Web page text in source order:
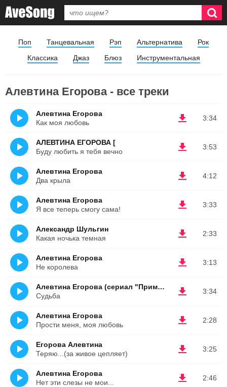
Поп Танцевальная Рэп Альтернатива
Рок
Классика
Джаз Блюз Инструментальная
Алевтина Егорова - все треки
3:34
Алевтина Егорова
Как моя любовь
3:53
АЛЕВТИНА ЕГОРОВА [
Буду любить я тебя вечно
4:12
Алевтина Егорова
Два крыла
3:33
Алевтина Егорова
Я все теперь смогу сама!
2:33
Александр Шульгин
Какая ночька темная
3:13
Алевтина Егорова
Не королева
3:34
Алевтина Егорова (сериал "Примадонна")
Судьба
2:28
Алевтина Егорова
Прости меня, моя любовь
3:25
Егорова Алевтина
Теряю...(за живое цепляет)
2:46
Алевтина Егорова
Нет эти слезы не мои...